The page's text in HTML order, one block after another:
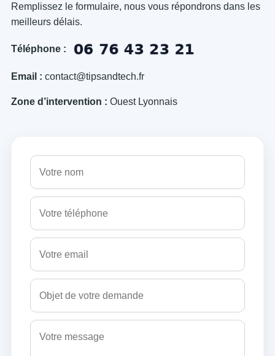
Remplissez le formulaire, nous vous répondrons dans les
meilleurs délais.
Téléphone :
Email : contact@tipsandtech.fr
Zone d’intervention : Ouest Lyonnais